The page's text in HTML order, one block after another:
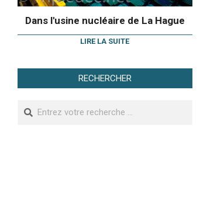
Dans l'usine nucléaire de La Hague
LIRE LA SUITE
RECHERCHER